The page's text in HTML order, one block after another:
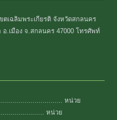
ตเฉลิมพระเกียรติ จังหวัดสกลนคร
อ.เมือง จ.สกลนคร 47000 โทรศัพท์
หน่วย
หน่วย